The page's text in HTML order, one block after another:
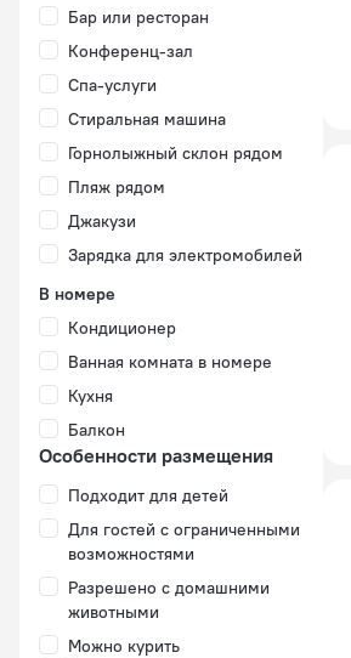
Бар или ресторан
Конференц-зал
Спа-услуги
Стиральная машина
Горнолыжный склон рядом
Пляж рядом
Джакузи
Зарядка для электромобилей
В номере
Кондиционер
Ванная комната в номере
Кухня
Балкон
Особенности размещения
Подходит для детей
Для гостей с ограниченными
возможностями
Разрешено с домашними
животными
Можно курить